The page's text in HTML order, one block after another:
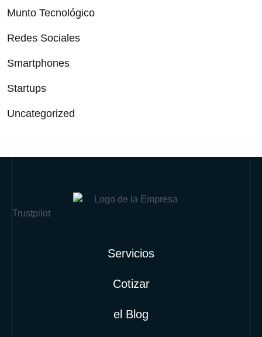
Munto Tecnológico
Redes Sociales
Smartphones
Startups
Uncategorized
Trustpilot
Servicios
Cotizar
el Blog